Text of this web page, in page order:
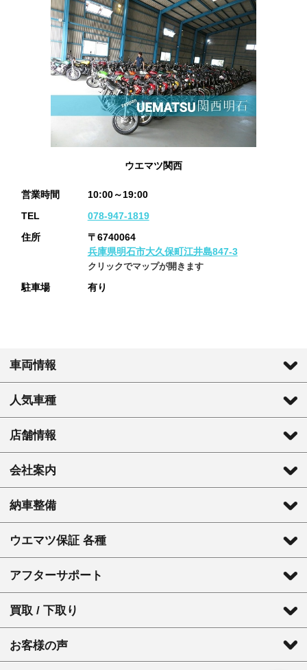
ウエマツ関西
営業時間
10:00～19:00
TEL
078-947-1819
住所
〒6740064
兵庫県明石市大久保町江井島847-3
クリックでマップが開きます
駐車場 有り
車両情報
人気車種
店舗情報
会社案内
納車整備
ウエマツ保証 各種
アフターサポート
買取 / 下取り
お客様の声